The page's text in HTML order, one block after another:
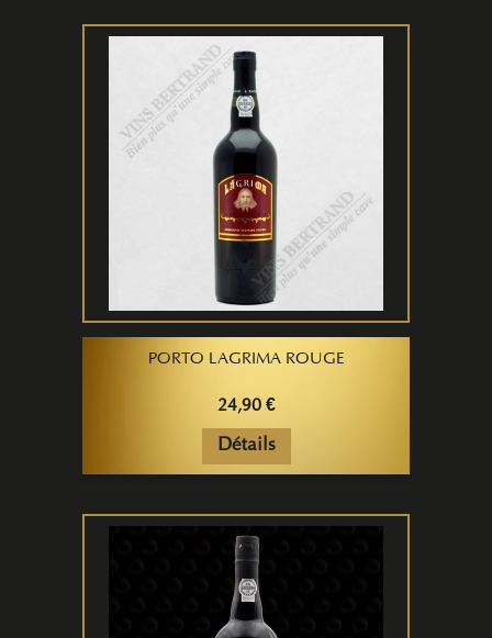
PORTO LAGRIMA ROUGE
24,90 €
Détails